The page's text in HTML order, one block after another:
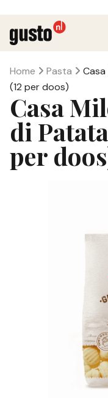
naar
de
inhoud
Home Pasta
(12 per doos)
Casa
di
per